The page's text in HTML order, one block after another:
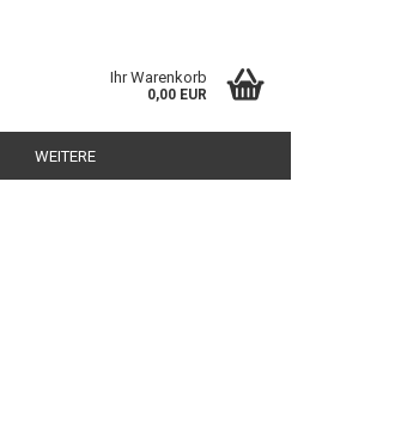
Ihr Warenkorb
0,00 EUR
WEITERE